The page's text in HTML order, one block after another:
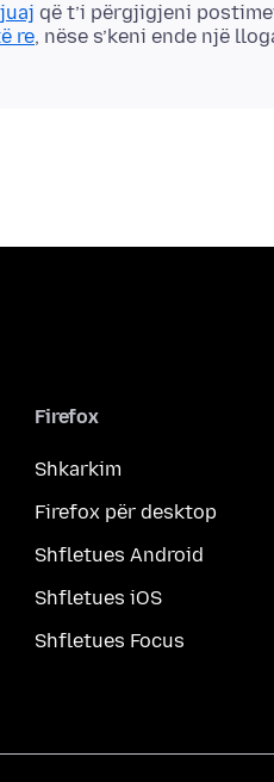
që t’i përgjigjeni
re, nëse s’keni ende një
Firefox
Shkarkim
Firefox për desktop
Shfletues Android
Shfletues iOS
Shfletues Focus